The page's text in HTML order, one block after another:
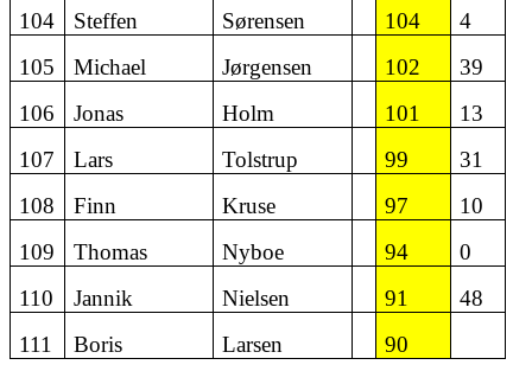
104
Steffen Sørensen 104
4
105
Michael Jørgensen 102
39
106
Jonas Holm 101
13
107
Lars Tolstrup 99
31
108
Finn Kruse 97
10
109
Thomas Nyboe 94
0
110
Jannik Nielsen 91
48
111
Boris Larsen 90